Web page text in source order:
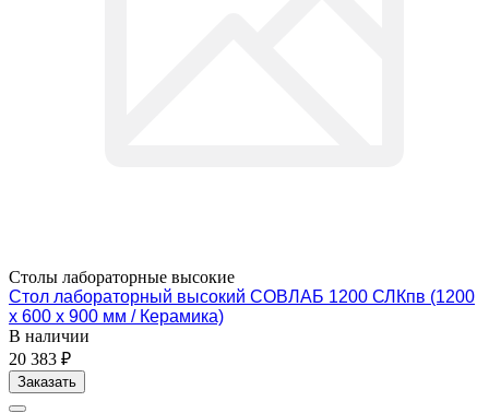
Столы лабораторные высокие
Стол лабораторный высокий СОВЛАБ 1200 СЛКпв (1200
х 600 х 900 мм / Керамика)
В наличии
20 383 ₽
Заказать